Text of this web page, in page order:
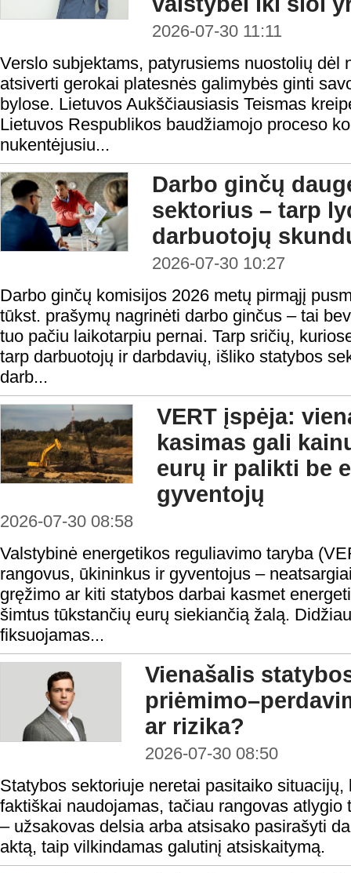
2026-07-30 11:11
Verslo subjektams, patyrusiems nuostolių dėl
atsiverti gerokai platesnės galimybės ginti
bylose. Lietuvos Aukščiausiasis Teismas
Lietuvos Respublikos baudžiamojo proceso
nukentėjusiu...
Darbo ginčų
sektorius – tarp
darbuotojų
2026-07-30 10:27
Darbo ginčų komisijos 2026 metų pirmąjį
tūkst. prašymų nagrinėti darbo ginčus – tai
tuo pačiu laikotarpiu pernai. Tarp sričių,
tarp darbuotojų ir darbdavių, išliko statybos
darb...
VERT įspėja:
kasimas gali
eurų ir palikti be
gyventojų
2026-07-30 08:58
Valstybinė energetikos reguliavimo taryba
rangovus, ūkininkus ir gyventojus –
gręžimo ar kiti statybos darbai kasmet
šimtus tūkstančių eurų siekiančią žalą.
fiksuojamas...
Vienašalis
ar rizika?
2026-07-30 08:50
Statybos sektoriuje neretai pasitaiko
faktiškai naudojamas, tačiau rangovas
– užsakovas delsia arba atsisako pasirašyti
aktą, taip vilkindamas galutinį atsiskaitymą.